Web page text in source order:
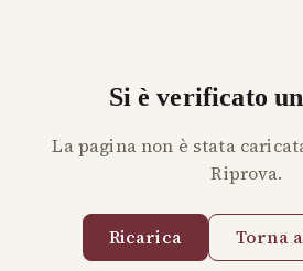
Si è verificato
La pagina non è stata
Riprova.
Ricarica Torna